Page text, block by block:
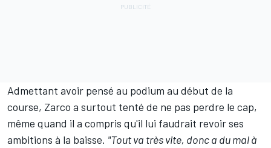
Admettant avoir pensé au podium au début de la
course, Zarco a surtout tenté de ne pas perdre le cap,
même quand il a compris qu'il lui faudrait revoir ses
ambitions à la baisse. "Tout va très vite, donc a du mal à